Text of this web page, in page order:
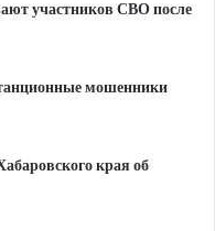
участников СВО после
мошенники
края об